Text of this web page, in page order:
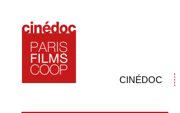
CINÉDOC